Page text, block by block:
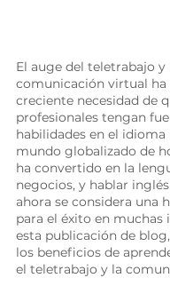
El auge del teletrabajo y
comunicación virtual ha
creciente necesidad de
profesionales tengan
habilidades en el idioma
mundo globalizado de
ha convertido en la
negocios, y hablar
ahora se considera una
para el éxito en muchas
esta publicación de
los beneficios de
el teletrabajo y la